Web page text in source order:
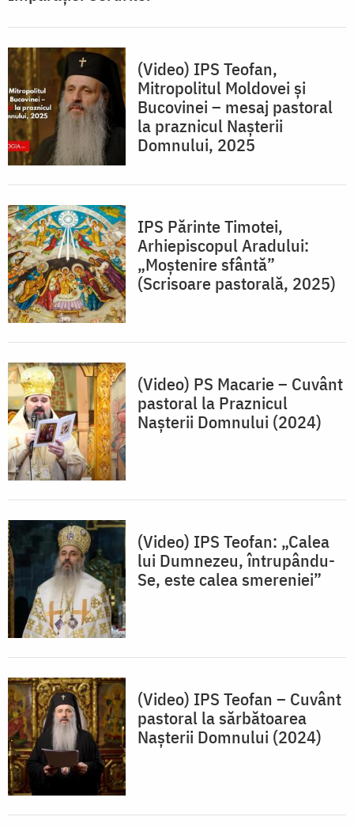
(Video) IPS Teofan,
Mitropolitul Moldovei și
Bucovinei – mesaj pastoral
la praznicul Nașterii
Domnului, 2025
IPS Părinte Timotei,
Arhiepiscopul Aradului:
„Moștenire sfântă”
(Scrisoare pastorală, 2025)
(Video) PS Macarie – Cuvânt
pastoral la Praznicul
Nașterii Domnului (2024)
(Video) IPS Teofan: „Calea
lui Dumnezeu, întrupându-
Se, este calea smereniei”
(Video) IPS Teofan – Cuvânt
pastoral la sărbătoarea
Nașterii Domnului (2024)